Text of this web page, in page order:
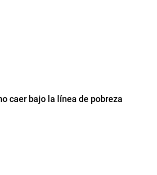
caer bajo la línea de pobreza